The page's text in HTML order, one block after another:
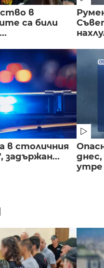
в
са били
в столичния
задържан...
утре